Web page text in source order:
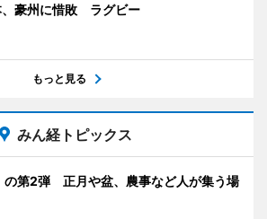
、豪州に惜敗 ラグビー
もっと見る
みん経トピックス
の第2弾 正月や盆、農事など人が集う場